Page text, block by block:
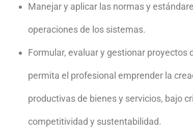
Manejar y aplicar las normas y
operaciones de los sistemas.
Formular, evaluar y gestionar proyectos
permita el profesional emprender la
productivas de bienes y servicios, bajo
competitividad y sustentabilidad.